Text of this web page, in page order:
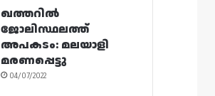
ഖത്തറിൽ
ജോലിസ്ഥലത്ത്
അപകടം: മലയാളി
മരണപ്പെട്ടു
04/07/2022